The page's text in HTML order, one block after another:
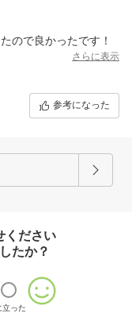
ので良かったです！
さらに表示
参考になった
ください
たか？
立った